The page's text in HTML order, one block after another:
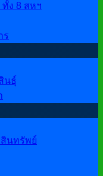
ง 8 สหฯ
ร
นธุ์
สินทรัพย์